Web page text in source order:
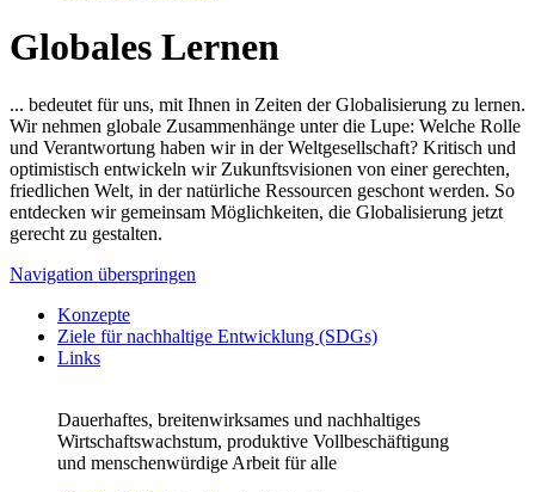
Globales Lernen
... bedeutet für uns, mit Ihnen in Zeiten der Globalisierung zu lernen.
Wir nehmen globale Zusammenhänge unter die Lupe: Welche Rolle
und Verantwortung haben wir in der Weltgesellschaft? Kritisch und
optimistisch entwickeln wir Zukunftsvisionen von einer gerechten,
friedlichen Welt, in der natürliche Ressourcen geschont werden. So
entdecken wir gemeinsam Möglichkeiten, die Globalisierung jetzt
gerecht zu gestalten.
Navigation überspringen
Konzepte
Ziele für nachhaltige Entwicklung (SDGs)
Links
Dauerhaftes, breitenwirksames und nachhaltiges
Wirtschaftswachstum, produktive Vollbeschäftigung
und menschenwürdige Arbeit für alle